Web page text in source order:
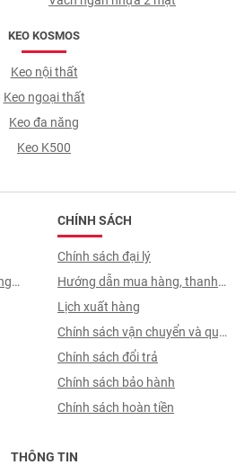
KEO KOSMOS
Keo nội thất
Keo ngoại thất
Keo đa năng
Keo K500
CHÍNH SÁCH
Chính sách đại lý
Hướng dẫn mua hàng, thanh
toán, quy trình ký hợp đồng
Lịch xuất hàng
Chính sách vận chuyển và quy
trình giao nhận
Chính sách đổi trả
Chính sách bảo hành
Chính sách hoàn tiền
THÔNG TIN